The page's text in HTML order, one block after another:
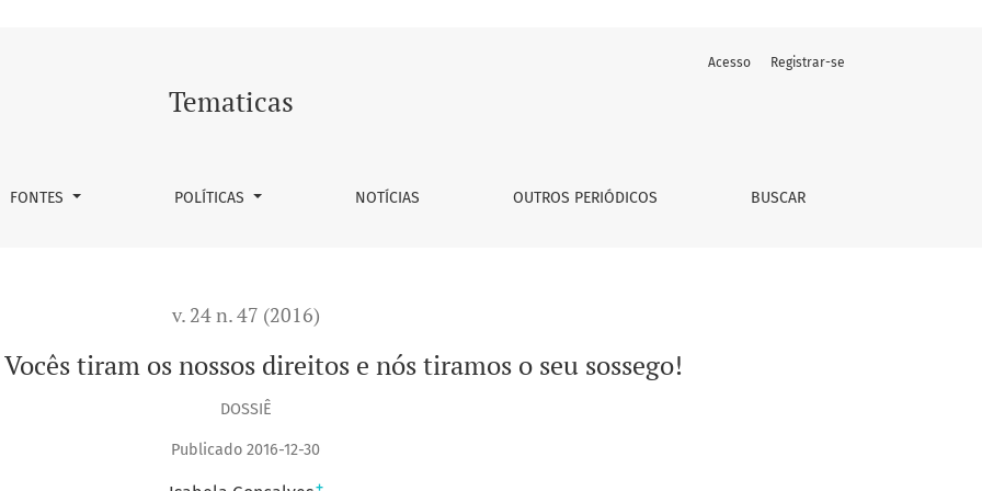
nós tiramos o seu sossego!
Tematicas
FONTES POLÍTICAS NOTÍCIAS OUTROS PERIÓDICOS BUSCAR
Acesso Registrar-se
v. 24 n. 47 (2016)
tiram os nossos direitos e nós tiramos o seu sossego!
DOSSIÊ
Publicado 2016-12-30
+